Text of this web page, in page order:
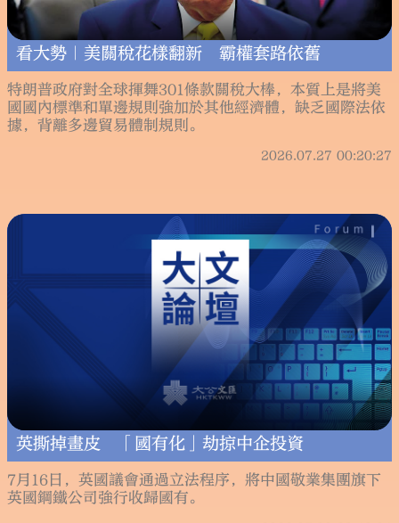
看大勢｜美關稅花樣翻新 霸權套路依舊
特朗普政府對全球揮舞301條款關稅大棒，本質上是將美
國國內標準和單邊規則強加於其他經濟體，缺乏國際法依
據，背離多邊貿易體制規則。
2026.07.27 00:20:27
英撕掉畫皮 「國有化」劫掠中企投資
7月16日，英國議會通過立法程序，將中國敬業集團旗下
英國鋼鐵公司強行收歸國有。